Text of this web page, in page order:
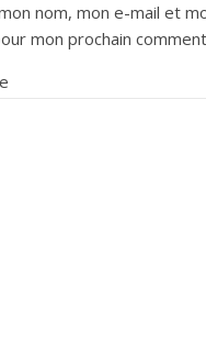
nom, mon e-mail et
mon prochain